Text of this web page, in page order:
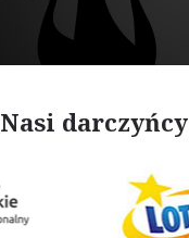
Nasi darczyńcy